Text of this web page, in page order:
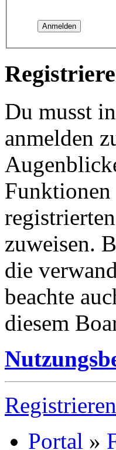
Du musst
anmelden
zuweisen.
die
beachte
diesem
Registrieren
Portal »